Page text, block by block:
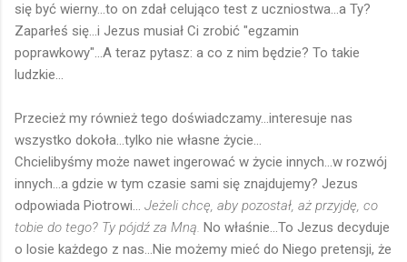
się być wierny...to on zdał celująco test z uczniostwa...a Ty?
Zaparłeś się...i Jezus musiał Ci zrobić "egzamin
poprawkowy"...A teraz pytasz: a co z nim będzie? To takie
ludzkie...
Przecież my również tego doświadczamy...interesuje nas
wszystko dokoła...tylko nie własne życie...
Chcielibyśmy może nawet ingerować w życie innych...w rozwój
innych...a gdzie w tym czasie sami się znajdujemy? Jezus
odpowiada Piotrowi... Jeżeli chcę, aby pozostał, aż przyjdę, co
tobie do tego? Ty pójdź za Mną. No właśnie...To Jezus decyduje
o losie każdego z nas...Nie możemy mieć do Niego pretensji, że